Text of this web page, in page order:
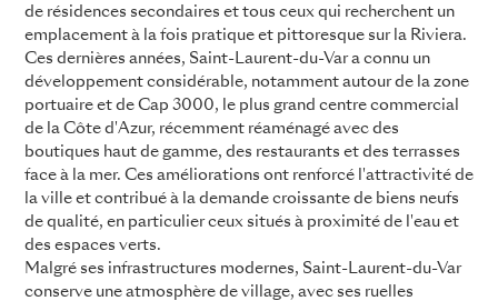
de résidences secondaires et tous ceux qui recherchent un
emplacement à la fois pratique et pittoresque sur la Riviera.
Ces dernières années, Saint-Laurent-du-Var a connu un
développement considérable, notamment autour de la zone
portuaire et de Cap 3000, le plus grand centre commercial
de la Côte d'Azur, récemment réaménagé avec des
boutiques haut de gamme, des restaurants et des terrasses
face à la mer. Ces améliorations ont renforcé l'attractivité de
la ville et contribué à la demande croissante de biens neufs
de qualité, en particulier ceux situés à proximité de l'eau et
des espaces verts.
Malgré ses infrastructures modernes, Saint-Laurent-du-Var
conserve une atmosphère de village, avec ses ruelles